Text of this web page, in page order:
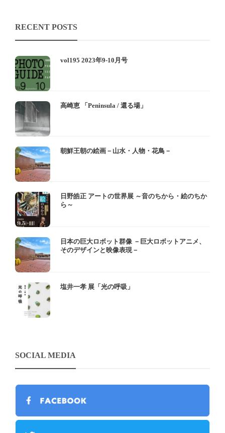
RECENT POSTS
vol195 2023年9-10月号
高崎恵 「Peninsula / 還る場」
朝鮮王朝の絵画－山水・人物・花鳥－
日野皓正 アートの世界展 ～音のちから・絵のちか
ら～
日本の巨大ロボット群像 －巨大ロボットアニメ、
そのデザインと映像表現－
塩井一孝 展「光の呼吸」
SOCIAL MEDIA